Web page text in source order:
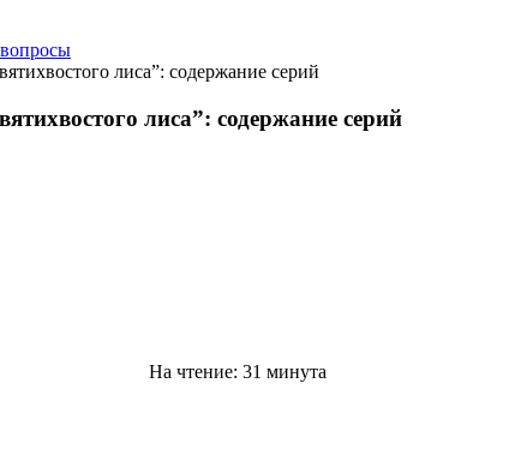
лиса”: содержание серий
лиса”: содержание серий
На чтение: 31 минута